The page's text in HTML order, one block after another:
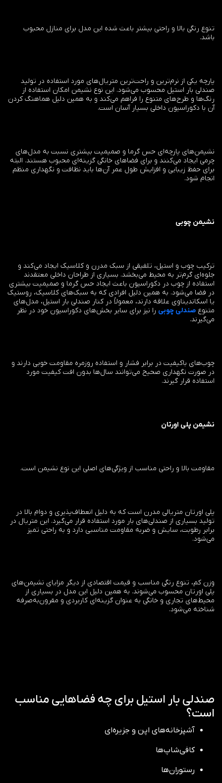
تنوع رنگی بالا و راحتی بیشتر باعث شده این مدل برای منازل محبوب
باشد.
پارچه یکی از نرم‌ترین و راحت‌ترین متریال‌های مورد استفاده در تولید
صندلی بار استیل محسوب می‌شود. این نوع نشیمن امکان استفاده از
رنگ‌ها و طرح‌های متنوع را فراهم می‌کند و به همین دلیل هماهنگ کردن
آن با دکوراسیون داخلی بسیار آسان است.
نشیمن‌های پارچه‌ای حس گرما و صمیمیت بیشتری نسبت به مدل‌های
چرمی ایجاد می‌کنند و برای فضاهای خانگی گزینه‌ای محبوب هستند. البته
برای حفظ زیبایی و افزایش طول عمر آن‌ها باید نظافت و نگهداری منظم
انجام شود.
نشیمن چوبی
ترکیب چوب و استیل، تلفیقی از سبک مدرن و کلاسیک ایجاد می‌کند و
جلوه‌ای گرم‌تر به محیط می‌بخشد. بسیاری از طراحان داخلی معتقدند
استفاده از چوب در دکوراسیون باعث ایجاد حس گرما و صمیمیت بیشتری
در فضا می‌شود. به همین دلیل افرادی که به سبک‌های کلاسیک، روستیک
یا اسکاندیناوی علاقه دارند، معمولاً در کنار صندلی بار استیل، مدل‌های
متنوع صندلی چوبی را نیز برای سایر بخش‌های دکوراسیون خود در نظر
می‌گیرند.
چوب‌های باکیفیت در برابر فشار و استفاده روزمره مقاومت خوبی دارند و
در صورت نگهداری صحیح می‌توانند سال‌ها بدون افت کیفیت مورد
استفاده قرار گیرند.
نشیمن پلی اورتان
مقاومت بالا و راحتی مناسب از ویژگی‌های اصلی این نوع نشیمن است.
پلی اورتان متریالی مدرن است که به دلیل انعطاف‌پذیری و دوام بالا در
تولید بسیاری از صندلی‌های بار مورد استفاده قرار می‌گیرد. این متریال در
برابر رطوبت، سایش و ضربه مقاومت مناسبی دارد و به راحتی تمیز
می‌شود.
وزن کم، تنوع رنگی مناسب و قیمت اقتصادی از دیگر مزایای نشیمن‌های
پلی اورتان محسوب می‌شوند. به همین دلیل این مدل در بسیاری از
محیط‌های تجاری و خانگی به عنوان گزینه‌ای کاربردی و مقرون‌به‌صرفه
شناخته می‌شود.
صندلی بار استیل برای چه فضاهایی مناسب
است؟
آشپزخانه‌های اپن و جزیره‌ای
کافی‌شاپ‌ها
رستوران‌ها